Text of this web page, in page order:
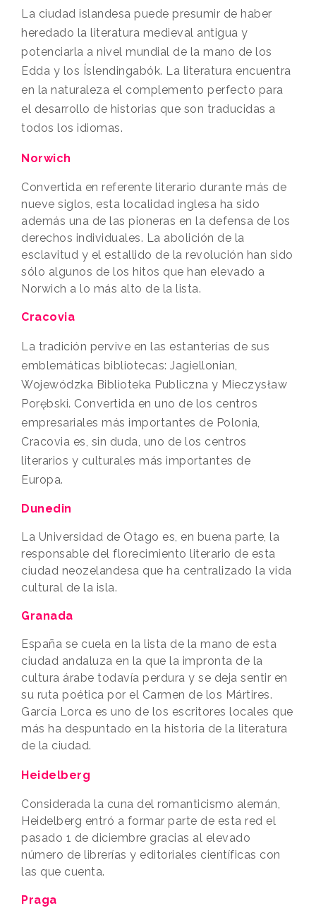
La ciudad islandesa puede presumir de haber
heredado la literatura medieval antigua y
potenciarla a nivel mundial de la mano de los
Edda y los Íslendingabók. La literatura encuentra
en la naturaleza el complemento perfecto para
el desarrollo de historias que son traducidas a
todos los idiomas.
Norwich
Convertida en referente literario durante más de
nueve siglos, esta localidad inglesa ha sido
además una de las pioneras en la defensa de los
derechos individuales. La abolición de la
esclavitud y el estallido de la revolución han sido
sólo algunos de los hitos que han elevado a
Norwich a lo más alto de la lista.
Cracovia
La tradición pervive en las estanterías de sus
emblemáticas bibliotecas: Jagiellonian,
Wojewódzka Biblioteka Publiczna y Mieczysław
Porębski. Convertida en uno de los centros
empresariales más importantes de Polonia,
Cracovia es, sin duda, uno de los centros
literarios y culturales más importantes de
Europa.
Dunedin
La Universidad de Otago es, en buena parte, la
responsable del florecimiento literario de esta
ciudad neozelandesa que ha centralizado la vida
cultural de la isla.
Granada
España se cuela en la lista de la mano de esta
ciudad andaluza en la que la impronta de la
cultura árabe todavía perdura y se deja sentir en
su ruta poética por el Carmen de los Mártires.
García Lorca es uno de los escritores locales que
más ha despuntado en la historia de la literatura
de la ciudad.
Heidelberg
Considerada la cuna del romanticismo alemán,
Heidelberg entró a formar parte de esta red el
pasado 1 de diciembre gracias al elevado
número de librerías y editoriales científicas con
las que cuenta.
Praga